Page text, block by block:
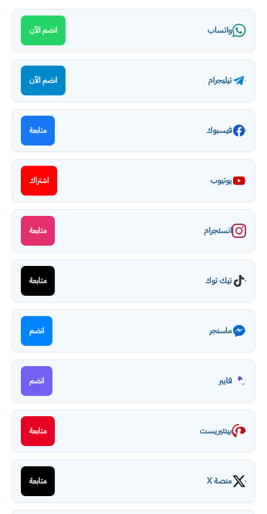
واتساب انضم الآن
تيليجرام انضم الآن
فيسبوك متابعة
يوتيوب اشتراك
انستجرام متابعة
تيك توك متابعة
ماسنجر انضم
فايبر انضم
بينتيريست متابعة
منصة X متابعة